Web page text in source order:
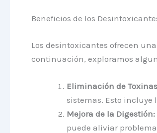
Beneficios de los
Los desintoxicantes ofrecen
continuación, exploramos
Eliminación de
sistemas. Esto incluye
Mejora de la Digestión:
puede aliviar